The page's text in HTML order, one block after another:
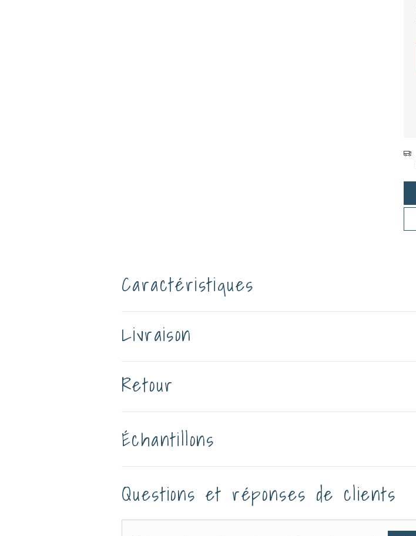
Caractéristiques
Livraison
Retour
Échantillons
Questions et réponses de clients